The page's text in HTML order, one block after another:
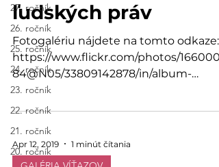
27. ročník
26. ročník
25. ročník
24. ročník
23. ročník
22. ročník
21. ročník
20. ročník
ľudských práv
Fotogalériu nájdete na tomto odkaze:
https://www.flickr.com/photos/
84@N05/33809142878/in/album-
72157706716420831
Apr 12, 2019 1 minút čítania